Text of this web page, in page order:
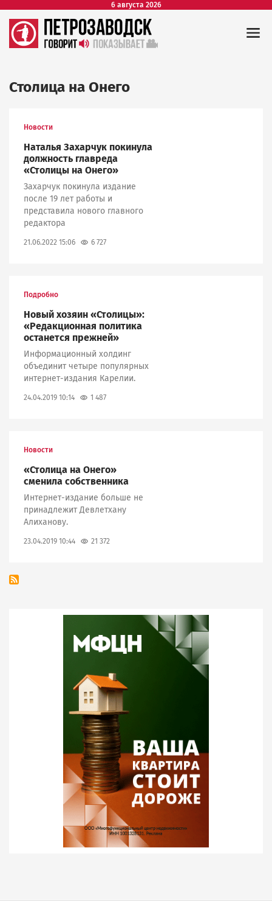
6 августа 2026
Столица на Онего
Новости
Наталья Захарчук покинула
должность главреда
«Столицы на Онего»
Захарчук покинула издание
после 19 лет работы и
представила нового главного
редактора
21.06.2022 15:06 6 727
Подробно
Новый хозяин «Столицы»:
«Редакционная политика
останется прежней»
Информационный холдинг
объединит четыре популярных
интернет-издания Карелии.
24.04.2019 10:14 1 487
Новости
«Столица на Онего»
сменила собственника
Интернет-издание больше не
принадлежит Девлетхану
Алиханову.
23.04.2019 10:44 21 372